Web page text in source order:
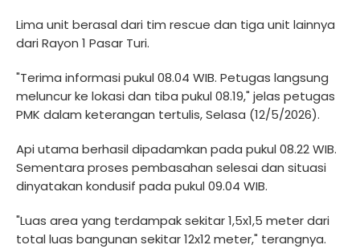
Lima unit berasal dari tim rescue dan tiga unit lainnya
dari Rayon 1 Pasar Turi.
"Terima informasi pukul 08.04 WIB. Petugas langsung
meluncur ke lokasi dan tiba pukul 08.19," jelas petugas
PMK dalam keterangan tertulis, Selasa (12/5/2026).
Api utama berhasil dipadamkan pada pukul 08.22 WIB.
Sementara proses pembasahan selesai dan situasi
dinyatakan kondusif pada pukul 09.04 WIB.
"Luas area yang terdampak sekitar 1,5x1,5 meter dari
total luas bangunan sekitar 12x12 meter," terangnya.